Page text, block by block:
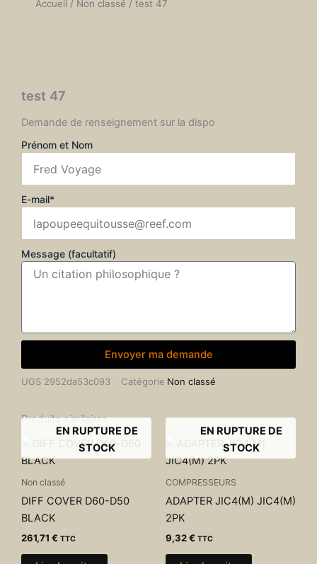
Accueil / Non classé / test 47
test 47
Demande de renseignement sur la dispo
Prénom et Nom
E-mail*
Message (facultatif)
Envoyer ma demande
UGS 2952da53c093 Catégorie Non classé
Produits similaires
EN RUPTURE DE
STOCK
Non classé
DIFF COVER D60-D50
BLACK
261,71 € TTC
EN RUPTURE DE
STOCK
COMPRESSEURS
ADAPTER JIC4(M) JIC4(M)
2PK
9,32€ TTC